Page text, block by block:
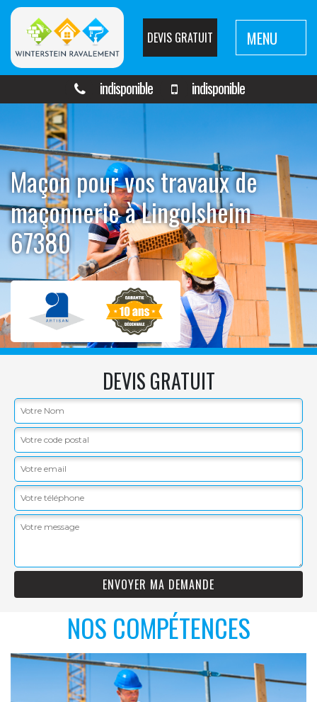
DEVIS GRATUIT MENU
indisponible indisponible
Maçon pour vos travaux de
maçonnerie à Lingolsheim
67380
DEVIS GRATUIT
NOS COMPÉTENCES